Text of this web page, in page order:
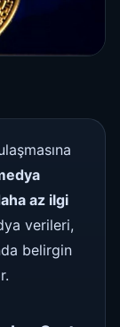
az ilgi
verileri,
belirgin